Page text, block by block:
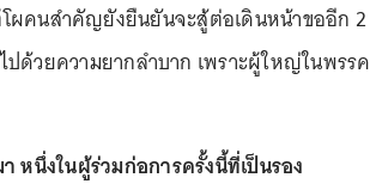
ผคนสำคัญยังยืนยันจะสู้ต่อเดินหน้าขออีก 2
ปด้วยความยากลำบาก เพราะผู้ใหญ่ในพรรค
หนึ่งในผู้ร่วมก่อการครั้งนี้ที่เป็นรอง